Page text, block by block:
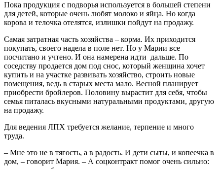
Пока продукция с подворья используется в большей степени
для детей, которые очень любят молоко и яйца. Но когда
корова и телочка отелятся, излишки пойдут на продажу.
Самая затратная часть хозяйства – корма. Их приходится
покупать, своего надела в поле нет. Но у Марии все
посчитано и учтено. И она намерена идти дальше. По
соседству продается дом под снос, который женщина хочет
купить и на участке развивать хозяйство, строить новые
помещения, ведь в старых места мало. Весной планирует
приобрести бройлеров. Половину вырастит для себя, чтобы
семья питалась вкусными натуральными продуктами, другую
на продажу.
Для ведения ЛПХ требуется желание, терпение и много
труда.
– Мне это не в тягость, а в радость. И дети сыты, и копеечка в
дом, – говорит Мария. – А соцконтракт помог очень сильно: